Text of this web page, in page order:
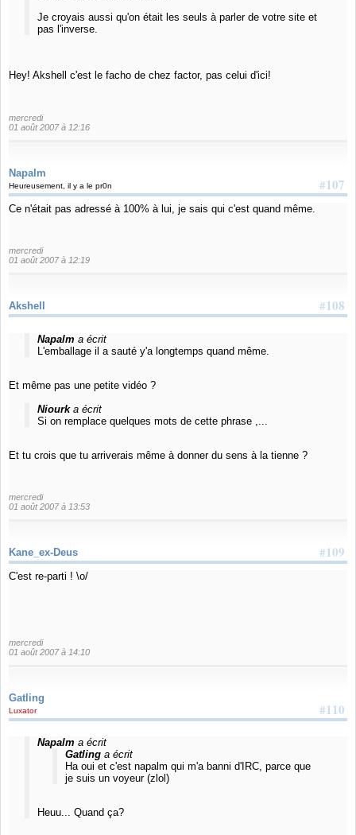
Je croyais aussi qu'on était les seuls à parler de votre site et
pas l'inverse.
Hey! Akshell c'est le facho de chez factor, pas celui d'ici!
mercredi
01 août 2007 à 12:16
Napalm
#107
Heureusement, il y a le pr0n
Ce n'était pas adressé à 100% à lui, je sais qui c'est quand même.
mercredi
01 août 2007 à 12:19
#108
Akshell
Napalm a écrit
L'emballage il a sauté y'a longtemps quand même.
Et même pas une petite vidéo ?
Niourka écrit
Si on remplace quelques mots de cette phrase ,...
Et tu crois que tu arriverais même à donner du sens à la tienne ?
mercredi
01 août 2007 à 13:53
#109
Kane_ex-Deus
C'est re-parti ! \o/
mercredi
01 août 2007 à 14:10
Gatling
#110
Luxator
Napalm a écrit
Gatling a écrit
Ha oui et c'est napalm qui m'a banni d'IRC, parce que
je suis un voyeur (zlol)
Heuu... Quand ça?